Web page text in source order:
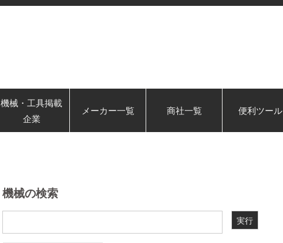
機械・工具掲載
企業
メーカー一覧 商社一覧 便利ツール
機械の検索